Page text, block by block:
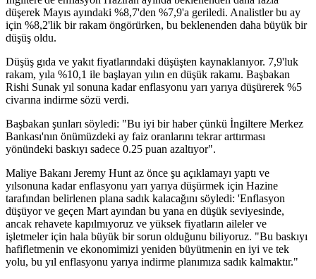
düşerek Mayıs ayındaki %8,7'den %7,9'a geriledi. Analistler bu ay
için %8,2'lik bir rakam öngörürken, bu beklenenden daha büyük bir
düşüş oldu.
Düşüş gıda ve yakıt fiyatlarındaki düşüşten kaynaklanıyor. 7,9'luk
rakam, yıla %10,1 ile başlayan yılın en düşük rakamı. Başbakan
Rishi Sunak yıl sonuna kadar enflasyonu yarı yarıya düşürerek %5
civarına indirme sözü verdi.
Başbakan şunları söyledi: "Bu iyi bir haber çünkü İngiltere Merkez
Bankası'nın önümüzdeki ay faiz oranlarını tekrar arttırması
yönündeki baskıyı sadece 0.25 puan azaltıyor".
Maliye Bakanı Jeremy Hunt az önce şu açıklamayı yaptı ve
yılsonuna kadar enflasyonu yarı yarıya düşürmek için Hazine
tarafından belirlenen plana sadık kalacağını söyledi: 'Enflasyon
düşüyor ve geçen Mart ayından bu yana en düşük seviyesinde,
ancak rehavete kapılmıyoruz ve yüksek fiyatların aileler ve
işletmeler için hala büyük bir sorun olduğunu biliyoruz. "Bu baskıyı
hafifletmenin ve ekonomimizi yeniden büyütmenin en iyi ve tek
yolu, bu yıl enflasyonu yarıya indirme planımıza sadık kalmaktır."